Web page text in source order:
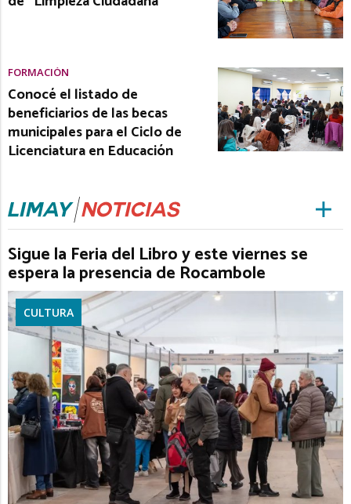
FORMACIÓN
Conocé el listado de
beneficiarios de las becas
municipales para el Ciclo de
Licenciatura en Educación
Sigue la Feria del Libro y este viernes se
espera la presencia de Rocambole
CULTURA